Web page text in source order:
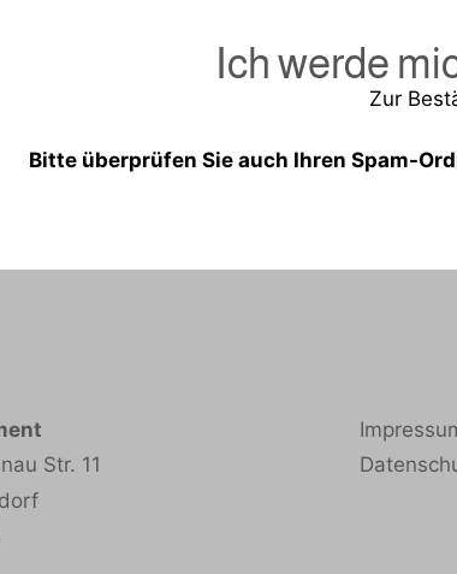
Ich werde
Zur
Bitte überprüfen Sie auch Ihren Spam-
Str. 11